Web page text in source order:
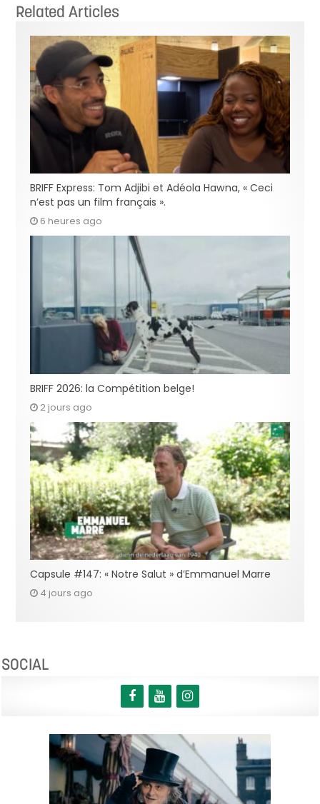
Related Articles
BRIFF Express: Tom Adjibi et Adéola Hawna, « Ceci
n’est pas un film français ».
6 heures ago
BRIFF 2026: la Compétition belge!
2 jours ago
Capsule #147: « Notre Salut » d’Emmanuel Marre
4 jours ago
SOCIAL